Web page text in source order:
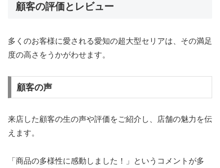
顧客の評価とレビュー
多くのお客様に愛される愛知の超大型セリアは、その満足
度の高さをうかがわせます。
顧客の声
来店した顧客の生の声や評価をご紹介し、店舗の魅力を伝
えます。
「商品の多様性に感動しました！」というコメントが多